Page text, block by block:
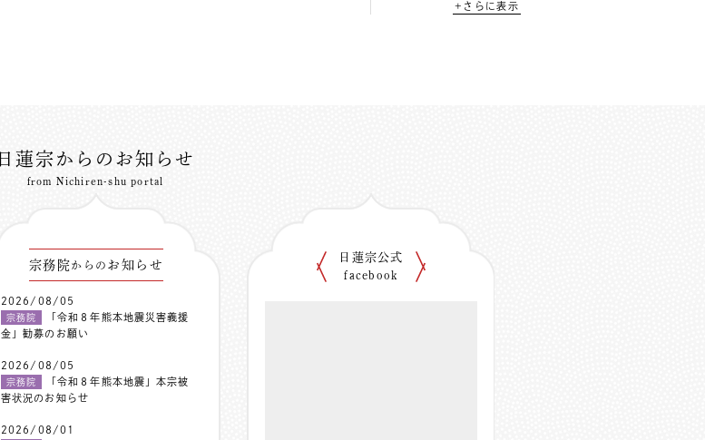
+さらに表示
日蓮宗からのお知らせ
from Nichiren-shu portal
宗務院からの お知らせ
2026/08/05
宗務院
「令和８年熊本地震災害義援
金」勧募のお願い
2026/08/05
宗務院
「令和８年熊本地震」本宗被
害状況のお知らせ
2026/08/01
日蓮宗公式
facebook